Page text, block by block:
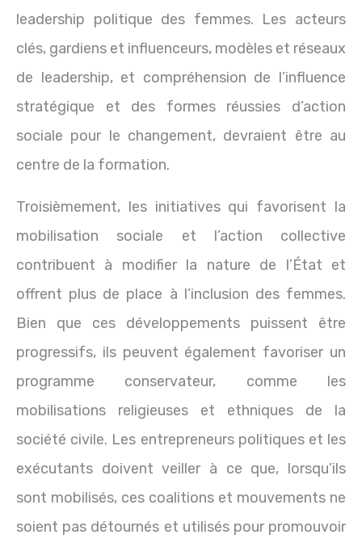
leadership politique des femmes. Les acteurs
clés, gardiens et influenceurs, modèles et réseaux
de leadership, et compréhension de l’influence
stratégique et des formes réussies d’action
sociale pour le changement, devraient être au
centre de la formation.
Troisièmement, les initiatives qui favorisent la
mobilisation sociale et l’action collective
contribuent à modifier la nature de l’État et
offrent plus de place à l’inclusion des femmes.
Bien que ces développements puissent être
progressifs, ils peuvent également favoriser un
programme conservateur, comme les
mobilisations religieuses et ethniques de la
société civile. Les entrepreneurs politiques et les
exécutants doivent veiller à ce que, lorsqu’ils
sont mobilisés, ces coalitions et mouvements ne
soient pas détournés et utilisés pour promouvoir